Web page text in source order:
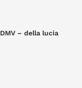
DMV – della lucia